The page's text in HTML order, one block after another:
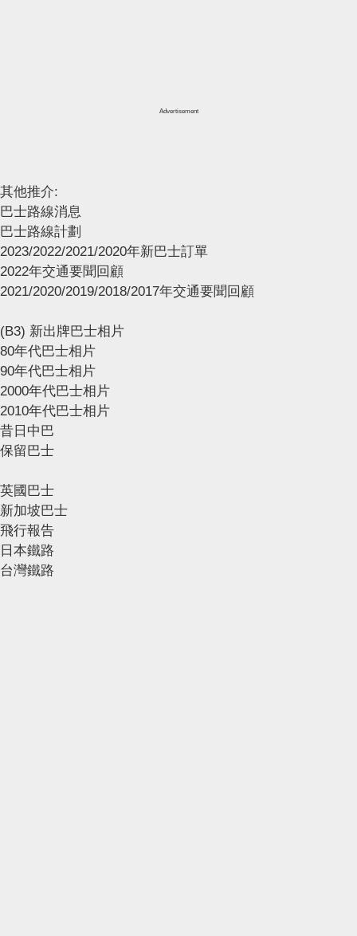
Advertisement
其他推介:
巴士路線消息
巴士路線計劃
2023/2022/2021/2020年新巴士訂單
2022年交通要聞回顧
2021/2020/2019/2018/2017年交通要聞回顧
(B3) 新出牌巴士相片
80年代巴士相片
90年代巴士相片
2000年代巴士相片
2010年代巴士相片
昔日中巴
保留巴士
英國巴士
新加坡巴士
飛行報告
日本鐵路
台灣鐵路